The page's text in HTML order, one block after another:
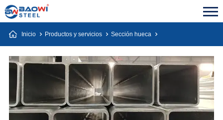
Inicio Productos y servicios Sección hueca